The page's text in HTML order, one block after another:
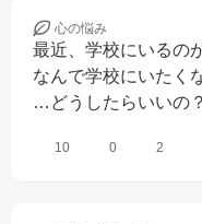
心の悩み
最近、学校にいるの
なんで学校にいたく
…どうしたらいいの？
10 0 2